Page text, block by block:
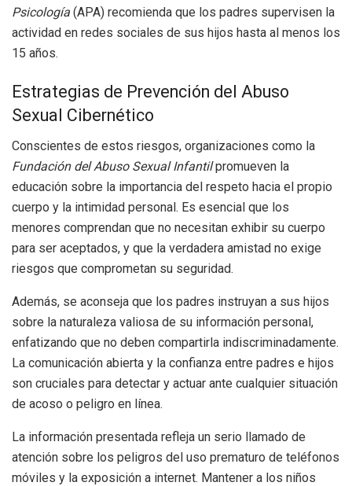
Psicología (APA) recomienda que los padres supervisen la
actividad en redes sociales de sus hijos hasta al menos los
15 años.
Estrategias de Prevención del Abuso
Sexual Cibernético
Conscientes de estos riesgos, organizaciones como la
Fundación del Abuso Sexual Infantilpromueven la
educación sobre la importancia del respeto hacia el propio
cuerpo y la intimidad personal. Es esencial que los
menores comprendan que no necesitan exhibir su cuerpo
para ser aceptados, y que la verdadera amistad no exige
riesgos que comprometan su seguridad.
Además, se aconseja que los padres instruyan a sus hijos
sobre la naturaleza valiosa de su información personal,
enfatizando que no deben compartirla indiscriminadamente.
La comunicación abierta y la confianza entre padres e hijos
son cruciales para detectar y actuar ante cualquier situación
de acoso o peligro en línea.
La información presentada refleja un serio llamado de
atención sobre los peligros del uso prematuro de teléfonos
móviles y la exposición a internet. Mantener a los niños